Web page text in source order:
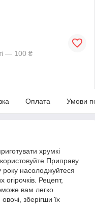
— 100 ₴
Оплата Умови
хрумкі
Приправу
насолоджуйтеся
Рецепт,
вам легко
зберігши їх